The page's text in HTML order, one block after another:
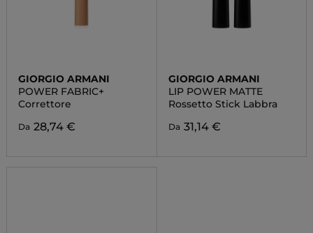
GIORGIO ARMANI
POWER FABRIC+
Correttore
Da 28,74 €
GIORGIO ARMANI
LIP POWER MATTE
Rossetto Stick Labbra
Da 31,14 €